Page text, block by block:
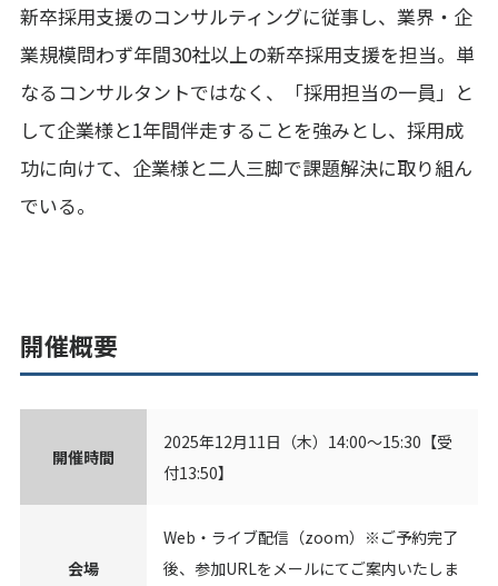
新卒採用支援のコンサルティングに従事し、業界・企
業規模問わず年間30社以上の新卒採用支援を担当。単
なるコンサルタントではなく、「採用担当の一員」と
して企業様と1年間伴走することを強みとし、採用成
功に向けて、企業様と二人三脚で課題解決に取り組ん
でいる。
開催概要
開催時間
2025年12月11日（木）14:00～15:30【受
付13:50】
会場
Web・ライブ配信（zoom）※ご予約完了
後、参加URLをメールにてご案内いたしま